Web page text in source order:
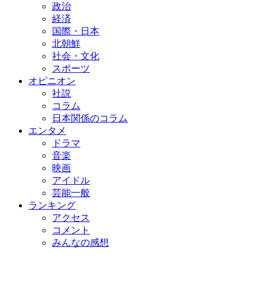
政治
経済
国際・日本
北朝鮮
社会・文化
スポーツ
オピニオン
社説
コラム
日本関係のコラム
エンタメ
ドラマ
音楽
映画
アイドル
芸能一般
ランキング
アクセス
コメント
みんなの感想